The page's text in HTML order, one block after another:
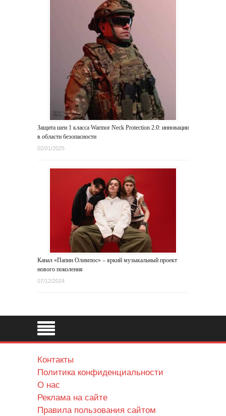
Защита шеи 1 класса Warmor Neck Protection 2.0: инновации
в области безопасности
02/01/2025
Канал «Папин Олимпос» – яркий музыкальный проект
нового поколения
07/12/2024
Контакты
Политика конфиденциальности
О нас
Реклама на сайте
Правила пользования сайтом